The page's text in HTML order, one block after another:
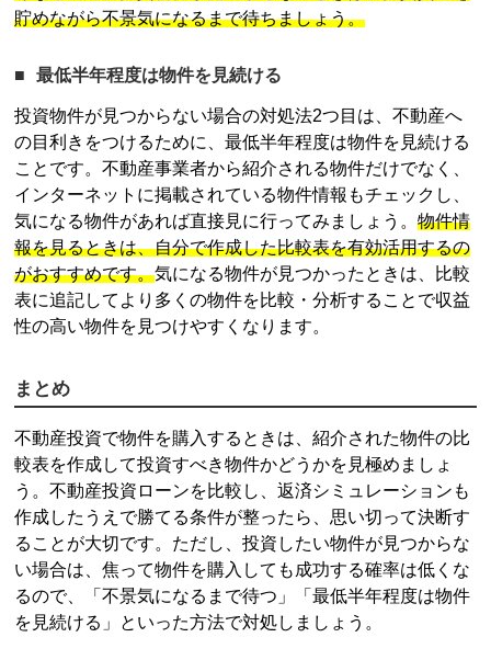
貯めながら不景気になるまで待ちましょう。
最低半年程度は物件を見続ける
投資物件が見つからない場合の対処法2つ目は、不動産へ
の目利きをつけるために、最低半年程度は物件を見続ける
ことです。不動産事業者から紹介される物件だけでなく、
インターネットに掲載されている物件情報もチェックし、
気になる物件があれば直接見に行ってみましょう。物件情
報を見るときは、自分で作成した比較表を有効活用するの
がおすすめです。気になる物件が見つかったときは、比較
表に追記してより多くの物件を比較・分析することで収益
性の高い物件を見つけやすくなります。
まとめ
不動産投資で物件を購入するときは、紹介された物件の比
較表を作成して投資すべき物件かどうかを見極めましょ
う。不動産投資 ローンを比較し、返済シミュレーションも
作成したうえで勝てる条件が整ったら、思い切って決断す
ることが大切です。ただし、投資したい物件が見つからな
い場合は、焦って物件を購入しても成功する確率は低くな
るので、「不景気になるまで待つ」「最低半年程度は物件
を見続ける」といった方法で対処しましょう。